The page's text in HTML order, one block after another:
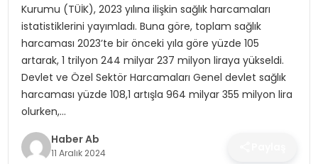
SPOR
SAĞLIK
MAGAZIN
Kurumu (TÜİK), 2023 yılına ilişkin sağlık harcamaları
istatistiklerini yayımladı. Buna göre, toplam sağlık
harcaması 2023’te bir önceki yıla göre yüzde 105
artarak, 1 trilyon 244 milyar 237 milyon liraya yükseldi.
Devlet ve Özel Sektör Harcamaları Genel devlet sağlık
harcaması yüzde 108,1 artışla 964 milyar 355 milyon lira
olurken,…
Haber Ab
11 Aralık 2024